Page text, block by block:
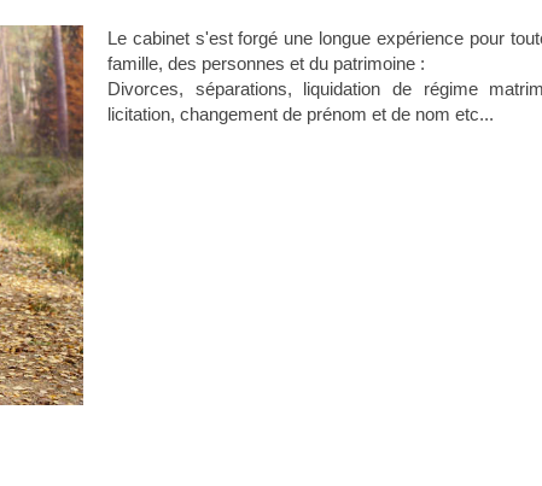
Le cabinet s'est forgé une longue expérience pour
famille, des personnes et du patrimoine :
Divorces, séparations, liquidation de régime
licitation, changement de prénom et de nom etc...